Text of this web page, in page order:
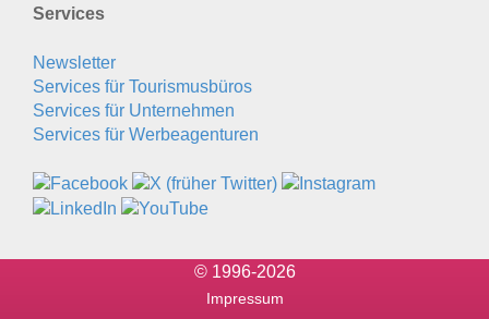
Services
Newsletter
Services für Tourismusbüros
Services für Unternehmen
Services für Werbeagenturen
© 1996-2026
Impressum